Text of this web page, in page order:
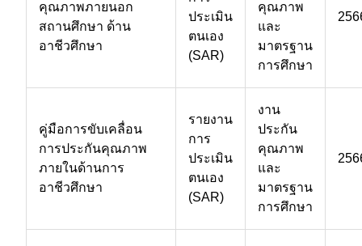
คุณภาพภายนอก
สถานศึกษา ด้าน
อาชีวศึกษา
ประเมิน
ตนเอง
(SAR)
คุณภาพ
และ
มาตรฐาน
การศึกษา
คู่มือการขับเคลื่อน
การประกันคุณภาพ
ภายในด้านการ
อาชีวศึกษา
รายงาน
การ
ประเมิน
ตนเอง
(SAR)
งาน
ประกัน
คุณภาพ
และ
มาตรฐาน
การศึกษา